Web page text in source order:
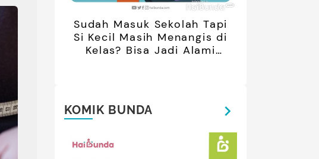
Sudah Masuk Sekolah Tapi
Si Kecil Masih Menangis di
Kelas? Bisa Jadi Alami
KOMIK BUNDA